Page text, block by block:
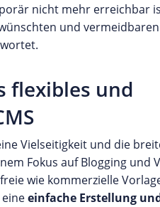
nicht mehr erreichbar
und vermeidbaren
flexibles und
Vielseitigkeit und die
Fokus auf Blogging
wie kommerzielle
einfache Erstellung